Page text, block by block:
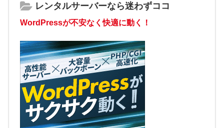
レンタルサーバーなら迷わずココ
WordPressが不安なく快適に動く！